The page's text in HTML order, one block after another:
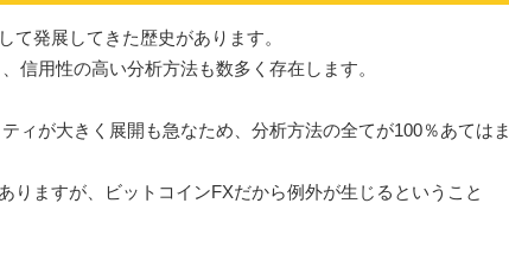
て発展してきた歴史があります。
信用性の高い分析方法も数多く存在します。
ィが大きく展開も急なため、分析方法の全てが100％あてはま
りますが、ビットコインFXだから例外が生じるということ